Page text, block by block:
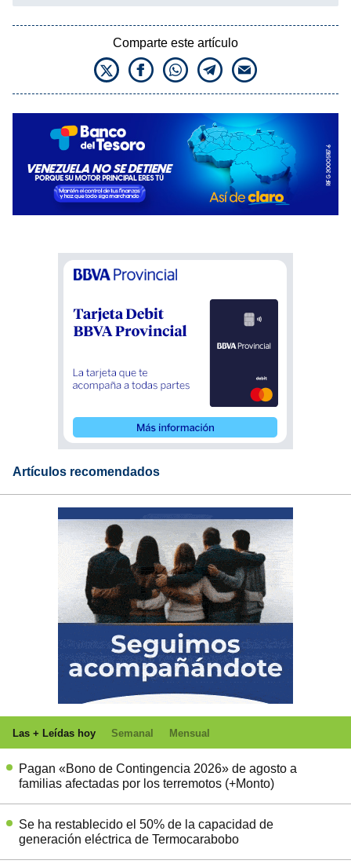
Comparte este artículo
Artículos recomendados
Las + Leídas hoy Semanal Mensual
Pagan «Bono de Contingencia 2026» de agosto a
familias afectadas por los terremotos (+Monto)
Se ha restablecido el 50% de la capacidad de
generación eléctrica de Termocarabobo